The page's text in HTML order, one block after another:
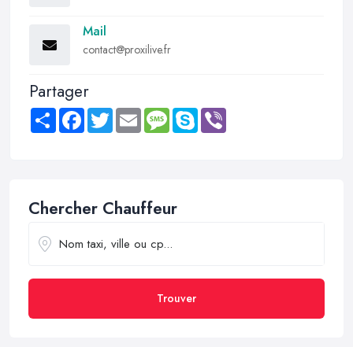
Mail
contact@proxilive.fr
Partager
Share FacebookTwitter Email MessageSkype
Chercher Chauffeur
Trouver